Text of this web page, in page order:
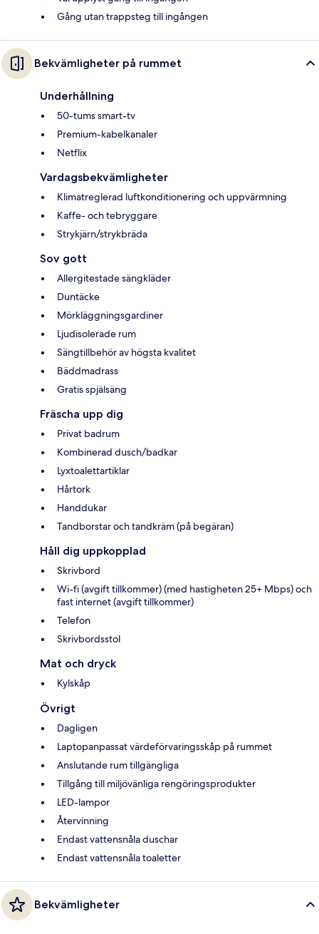
Gång utan trappsteg till ingången
Bekvämligheter på rummet
Underhållning
50-tums smart-tv
Premium-kabelkanaler
Netflix
Vardagsbekvämligheter
Klimatreglerad luftkonditionering och uppvärmning
Kaffe- och tebryggare
Strykjärn/strykbräda
Sov gott
Allergitestade sängkläder
Duntäcke
Mörkläggningsgardiner
Ljudisolerade rum
Sängtillbehör av högsta kvalitet
Bäddmadrass
Gratis spjälsäng
Fräscha upp dig
Privat badrum
Kombinerad dusch/badkar
Lyxtoalettartiklar
Hårtork
Handdukar
Tandborstar och tandkräm (på begäran)
Håll dig uppkopplad
Skrivbord
Wi-fi (avgift tillkommer) (med hastigheten 25+ Mbps) och
fast internet (avgift tillkommer)
Telefon
Skrivbordsstol
Mat och dryck
Kylskåp
Övrigt
Dagligen
Laptopanpassat värdeförvaringsskåp på rummet
Anslutande rum tillgängliga
Tillgång till miljövänliga rengöringsprodukter
LED-lampor
Återvinning
Endast vattensnåla duschar
Endast vattensnåla toaletter
Bekvämligheter